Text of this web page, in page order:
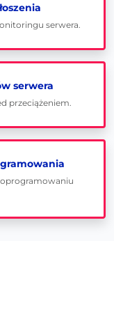
serwera.
serwera
przeciążeniem.